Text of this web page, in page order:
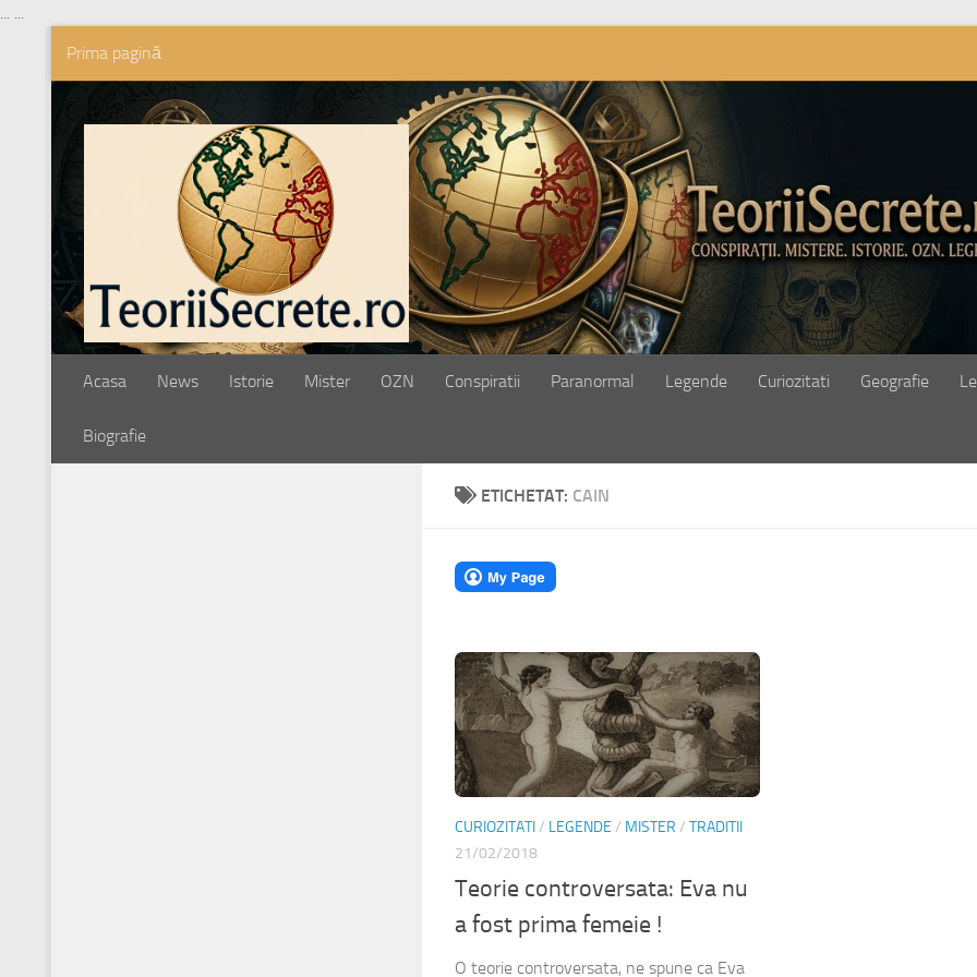
... ...
Skip to content
Prima pagină
Acasa News Istorie Mister OZN Conspiratii Paranormal Legende Curiozitati Geografie
Biografie
ETICHETAT: CAIN
CURIOZITATI/ LEGENDE / MISTER / TRADITII
21/02/2018
Teorie controversata: Eva nu
a fost prima femeie !
O teorie controversata, ne spune ca Eva